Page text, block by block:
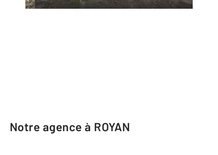
Notre agence à ROYAN